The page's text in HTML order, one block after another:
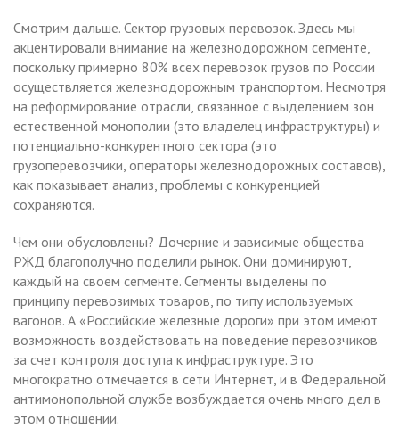
Смотрим дальше. Сектор грузовых перевозок. Здесь мы
акцентировали внимание на железнодорожном сегменте,
поскольку примерно 80% всех перевозок грузов по России
осуществляется железнодорожным транспортом. Несмотря
на реформирование отрасли, связанное с выделением зон
естественной монополии (это владелец инфраструктуры) и
потенциально-конкурентного сектора (это
грузоперевозчики, операторы железнодорожных составов),
как показывает анализ, проблемы с конкуренцией
сохраняются.
Чем они обусловлены? Дочерние и зависимые общества
РЖД благополучно поделили рынок. Они доминируют,
каждый на своем сегменте. Сегменты выделены по
принципу перевозимых товаров, по типу используемых
вагонов. А «Российские железные дороги» при этом имеют
возможность воздействовать на поведение перевозчиков
за счет контроля доступа к инфраструктуре. Это
многократно отмечается в сети Интернет, и в Федеральной
антимонопольной службе возбуждается очень много дел в
этом отношении.